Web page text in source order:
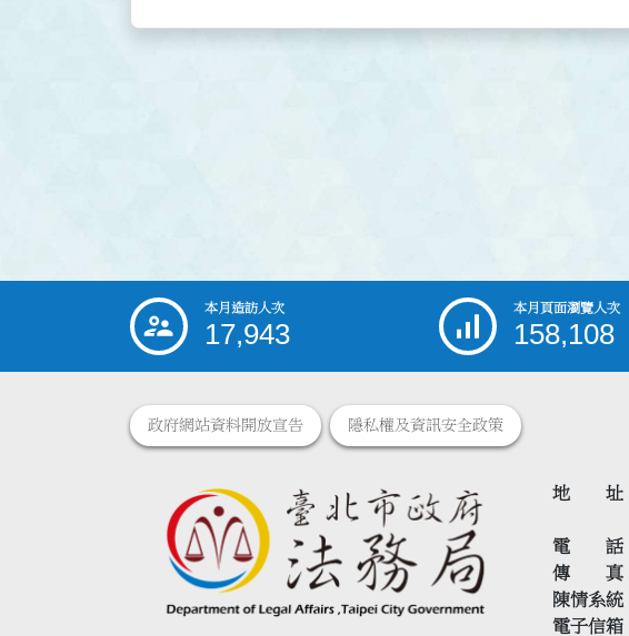
::: 本月造訪人次
17,943
本月頁面瀏覽人次
158,108
政府網站資料開放宣告 隱私權及資訊安全政策
地 址
電 話
傳 真
陳情系統
電子信箱